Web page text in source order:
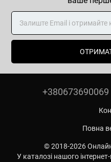
+380673690069
Повна
© 2018-2026
У каталозі нашого